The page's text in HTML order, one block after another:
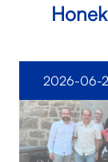
2026-06-